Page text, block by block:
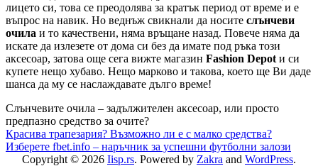
лицето си, това се преодолява за кратък период от време и е
въпрос на навик. Но веднъж свикнали да носите слънчеви
очила и то качествени, няма връщане назад. Повече няма да
искате да излезете от дома си без да имате под ръка този
аксесоар, затова още сега вижте магазин Fashion Depot и си
купете нещо хубаво. Нещо марково и такова, което ще Ви даде
шанса да му се наслаждавате дълго време!
Слънчевите очила – задължителен аксесоар, или просто
предпазно средство за очите?
Post
navigation
Красива трапезария? Възможно ли е с малко средства?
Изберете fbet.info – наръчник за успешни футболни залози
Copyright © 2026 Iisp.rs. Powered by Zakra and WordPress.